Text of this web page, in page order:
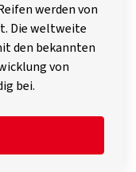
werden von
Die weltweite
den bekannten
von
bei.